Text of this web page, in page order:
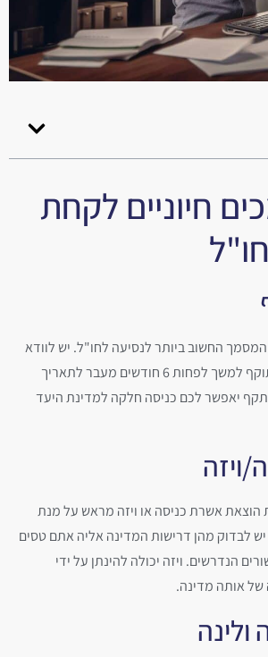
חיוניים לקחת
החשוב ביותר לנסיעה לחו"ל. יש לוודא
שיש ברשותכם דרכון בתוקף למשך לפחות 6 חודשים מעבר לתאריך
תקף יאפשר לכם כניסה חלקה למדינת היעד
ויזה
הוצאת אשרת כניסה או ויזה מראש על מנת
לבדוק מהן דרישות המדינה אליה אתם טסים
הנדרשים. ויזה יכולה להינתן על ידי
של אותה מדינה.
ולינה